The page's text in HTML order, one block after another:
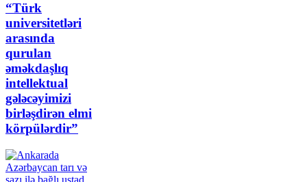
“Türk
universitetləri
arasında
qurulan
əməkdaşlıq
intellektual
gələcəyimizi
birləşdirən elmi
körpülərdir”